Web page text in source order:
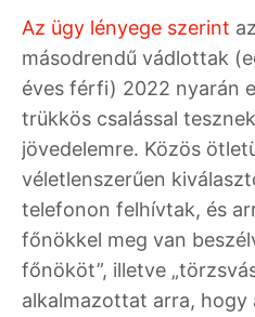
Az ügy lényege szerint
másodrendű vádlottak
éves férfi) 2022 nyarán
trükkös csalással
jövedelemre. Közös
véletlenszerűen
telefonon felhívtak, és
főnökkel meg van
főnököt”, illetve
alkalmazottat arra, hogy